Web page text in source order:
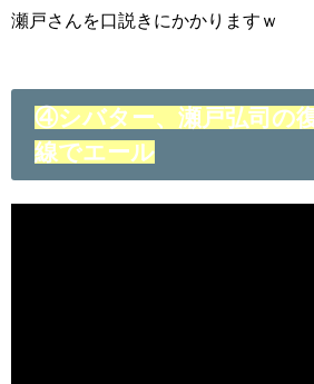
瀬戸さんを口説きにかかりますｗ
④シバター、瀬戸弘司の
線でエール